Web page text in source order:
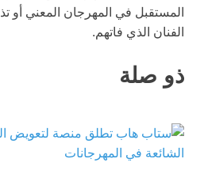
المستقبل في المهرجان المعني أو
الفنان الذي فاتهم.
ذو صلة